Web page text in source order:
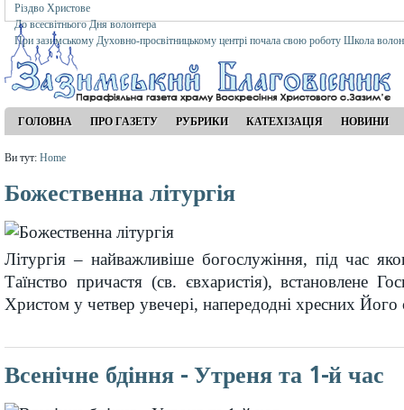
Різдво Христове
До всесвітнього Дня волонтера
При зазимському Духовно-просвітницькому центрі почала свою роботу Школа
ГОЛОВНА ПРО ГАЗЕТУ РУБРИКИ КАТЕХІЗАЦІЯ НОВИНИ
Ви тут: Home
Божественна літургія
Літургія – найважливіше богослужіння, під час
Таїнство причастя (св. євхаристія), встановлене
Христом у четвер увечері, напередодні хресних Його
Всенічне бдіння - Утреня та 1-й час